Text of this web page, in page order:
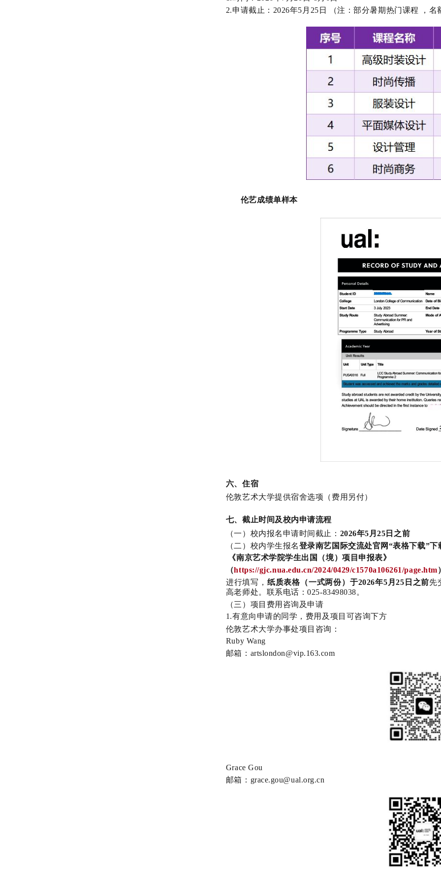
2.申请截止： 2026年5 月 25 日 （注：部分暑期热门课程 ，
伦艺成绩单样本
六、住宿
伦敦艺术大学提供宿舍选项（费用另付）
七、截止时间及校内申请流程
（一）校内报名申请时间截止： 2026年5 月25 日之前
（二）校内学生报名登录南艺国际交流处官网“表格下载”下
《南京艺术学院学生出国（境）项目申报表》
（https://gjc.nua.edu.cn/2024/0429/c1570a106261/page.htm
进行填写， 纸质表格（一式两份）于2026年5 月25 日之前先
高老师处。联系电话：025-83498038。
（三）项目费用咨询及申请
1.有意向申请的同学，费用及项目可咨询下方
伦敦艺术大学办事处项目咨询：
Ruby Wang
邮箱： artslondon@vip.163.com
Grace Gou
邮箱： grace.gou@ual.org.cn